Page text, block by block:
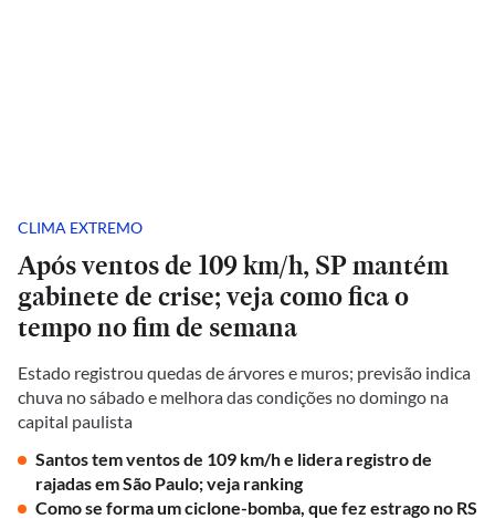
CLIMA EXTREMO
Após ventos de 109 km/h, SP mantém
gabinete de crise; veja como fica o
tempo no fim de semana
Estado registrou quedas de árvores e muros; previsão indica
chuva no sábado e melhora das condições no domingo na
capital paulista
Santos tem ventos de 109 km/h e lidera registro de
rajadas em São Paulo; veja ranking
Como se forma um ciclone-bomba, que fez estrago no RS